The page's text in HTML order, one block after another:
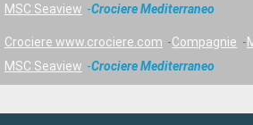
MSC Seaview
Crociere Mediterraneo
Crociere www.crociere.com Compagnie
MSC Seaview
Crociere Mediterraneo